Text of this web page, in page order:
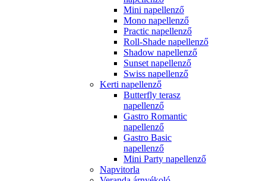
Mini napellenző
Mono napellenző
Practic napellenző
Roll-Shade napellenző
Shadow napellenző
Sunset napellenző
Swiss napellenző
Kerti napellenző
Butterfly terasz
napellenző
Gastro Romantic
napellenző
Gastro Basic
napellenző
Mini Party napellenző
Napvitorla